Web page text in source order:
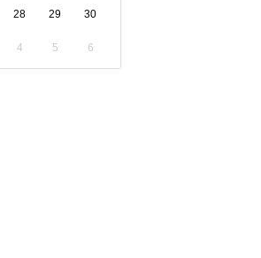
28 29 30
4 5 6